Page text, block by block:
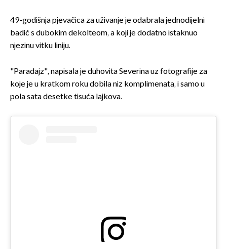
49-godišnja pjevačica za uživanje je odabrala jednodijelni
badić s dubokim dekolteom, a koji je dodatno istaknuo
njezinu vitku liniju.
"Paradajz", napisala je duhovita Severina uz fotografije za
koje je u kratkom roku dobila niz komplimenata, i samo u
pola sata desetke tisuća lajkova.